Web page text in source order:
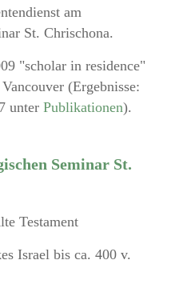
am
St. Chrischona.
"scholar in residence"
(Ergebnisse:
unter Publikationen).
Seminar St.
Testament
Israel bis ca. 400 v.